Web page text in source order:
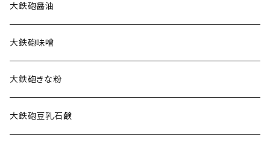
大鉄砲醤油
大鉄砲味噌
大鉄砲きな粉
大鉄砲豆乳石鹸